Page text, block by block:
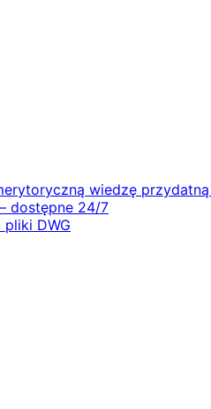
wiedzę
dostępne 24/7
DWG